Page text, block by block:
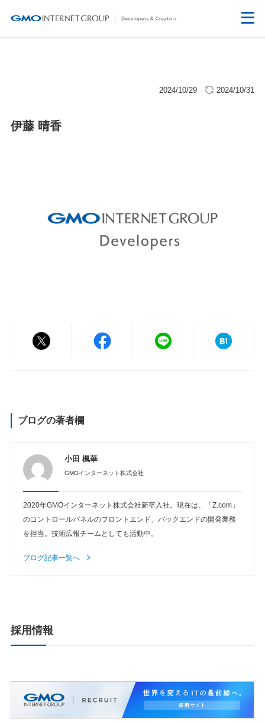
2024/10/29 2024/10/31
伊藤 晴香
ブログの著者欄
小田 楓華
GMOインターネット株式会社
2020年GMOインターネット株式会社新卒入社。現在は、「Z.com」
のコントロールパネルのフロントエンド、バックエンドの開発業務
を担当。技術広報チームとしても活動中。
ブログ記事一覧へ
採用情報